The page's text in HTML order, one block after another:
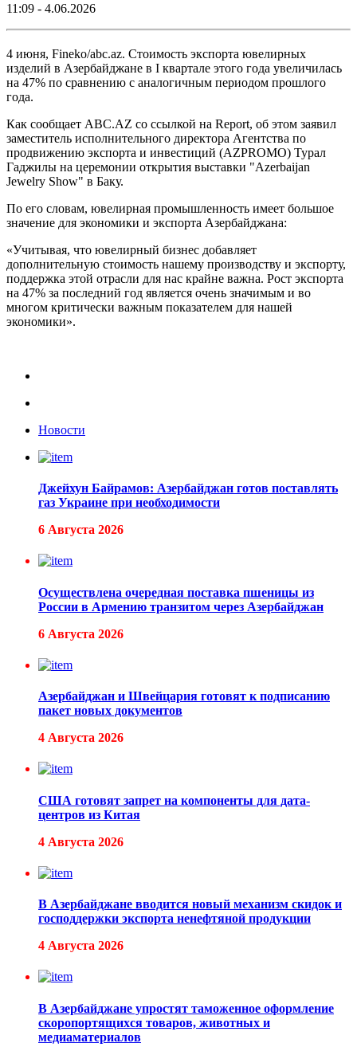
11:09 - 4.06.2026
4 июня, Fineko/abc.az. Стоимость экспорта ювелирных
изделий в Азербайджане в I квартале этого года увеличилась
на 47% по сравнению с аналогичным периодом прошлого
года.
Как сообщает ABC.AZ со ссылкой на Report, об этом заявил
заместитель исполнительного директора Агентства по
продвижению экспорта и инвестиций (AZPROMO) Турал
Гаджилы на церемонии открытия выставки "Azerbaijan
Jewelry Show" в Баку.
По его словам, ювелирная промышленность имеет большое
значение для экономики и экспорта Азербайджана:
«Учитывая, что ювелирный бизнес добавляет
дополнительную стоимость нашему производству и экспорту,
поддержка этой отрасли для нас крайне важна. Рост экспорта
на 47% за последний год является очень значимым и во
многом критически важным показателем для нашей
экономики».
Новости
Джейхун Байрамов: Азербайджан готов поставлять
газ Украине при необходимости
6 Августа 2026
Осуществлена очередная поставка пшеницы из
России в Армению транзитом через Азербайджан
6 Августа 2026
Азербайджан и Швейцария готовят к подписанию
пакет новых документов
4 Августа 2026
США готовят запрет на компоненты для дата-
центров из Китая
4 Августа 2026
В Азербайджане вводится новый механизм скидок и
господдержки экспорта ненефтяной продукции
4 Августа 2026
В Азербайджане упростят таможенное оформление
скоропортящихся товаров, животных и
медиаматериалов